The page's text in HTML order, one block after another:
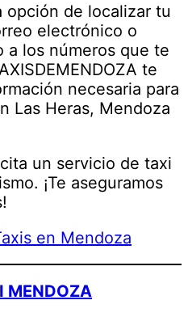
opción de localizar tu
electrónico o
a los números que te
te
necesaria para
Las Heras, Mendoza
un servicio de taxi
¡Te aseguramos
en Mendoza
MENDOZA